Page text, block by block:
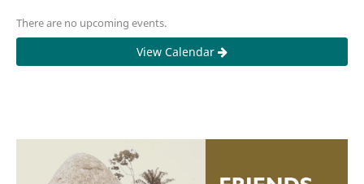
There are no upcoming events.
View Calendar